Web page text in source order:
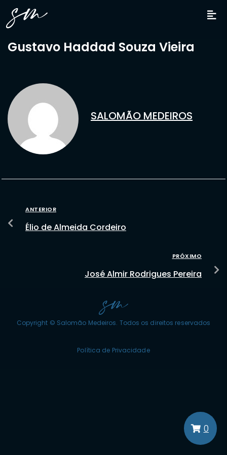
Gustavo Haddad Souza Vieira
SALOMÃO MEDEIROS
ANTERIOR
Élio de Almeida Cordeiro
PRÓXIMO
José Almir Rodrigues Pereira
Copyright © Salomão Medeiros. Todos os direitos reservados
Política de Privacidade
0